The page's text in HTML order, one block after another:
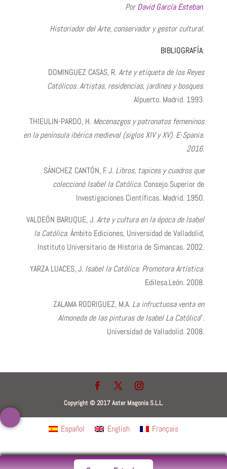
PorDavid García Esteban.
Historiador del Arte, conservador y gestor cultural.
BIBLIOGRAFÍA:
DOMINGUEZ CASAS, R.Arte y etiqueta de los Reyes
Católicos. Artistas, residencias, jardines y bosques.
Alpuerto. Madrid. 1993.
THIEULIN-PARDO, H. Mecenazgos y patronatos femeninos
en la península ibérica medieval (siglos XIV y XV). E-Spania.
2016.
SÁNCHEZ CANTÓN, F. J. Libros, tapices y cuadros que
coleccionó Isabel la Católica. Consejo Superior de
Investigaciones Científicas. Madrid. 1950.
VALDEÓN BARUQUE, J.Arte y cultura en la época de Isabel
la Católica. Ámbito Ediciones, Universidad de Valladolid,
Instituto Universitario de Historia de Simancas. 2002.
YARZA LUACES, J. Isabel la Católica: Promotora Artística.
Edilesa.León. 2008.
ZALAMA RODRIGUEZ, M.A. La infructuosa venta en
Almoneda de las pinturas de Isabel La Católica”.
Universidad de Valladolid. 2008.
Copyright © 2017 Aster Magonia S.L.L.
Español English Français